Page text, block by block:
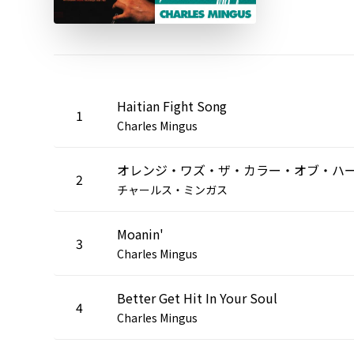
1 Haitian Fight Song
Charles Mingus
2
チャールス・ミンガス
3 Moanin'
Charles Mingus
4 Better Get Hit In Your Soul
Charles Mingus